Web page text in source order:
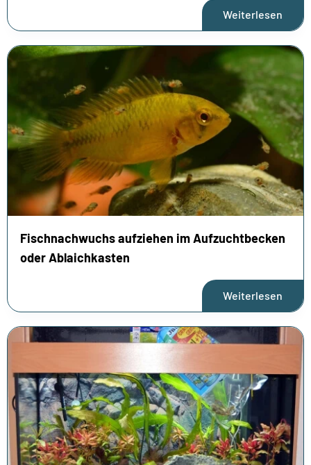
Weiterlesen
Fischnachwuchs aufziehen im Aufzuchtbecken
oder Ablaichkasten
Weiterlesen